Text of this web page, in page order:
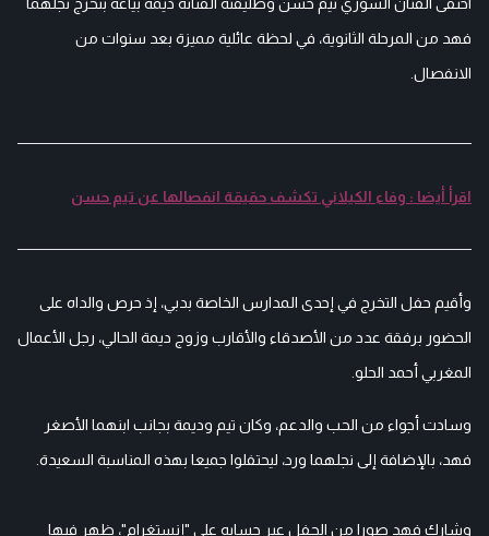
فهد من المرحلة الثانوية، في لحظة عائلية مميزة بعد سنوات من
الانفصال.
اقرأ أيضا : وفاء الكيلاني تكشف حقيقة انفصالها عن تيم حسن
وأقيم حفل التخرج في إحدى المدارس الخاصة بدبي، إذ حرص والداه على
الحضور برفقة عدد من الأصدقاء والأقارب وزوج ديمة الحالي، رجل الأعمال
المغربي أحمد الحلو.
وسادت أجواء من الحب والدعم، وكان تيم وديمة بجانب ابنهما الأصغر
فهد، بالإضافة إلى نجلهما ورد، ليحتفلوا جميعا بهذه المناسبة السعيدة.
وشارك فهد صورا من الحفل عبر حسابه على "إنستغرام"، ظهر فيها